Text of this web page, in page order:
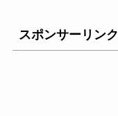
スポンサーリンク